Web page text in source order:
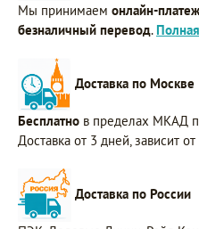
Мы принимаем онлайн-
безналичный перевод.
Доставка по Москве
Бесплатно в пределах МКАД
Доставка от 3 дней, зависит
Доставка по России